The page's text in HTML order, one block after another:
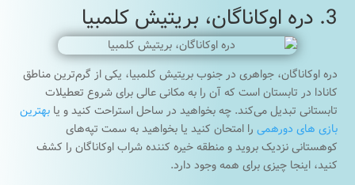
3. دره اوکاناگان، بریتیش کلمبیا
دره اوکاناگان، جواهری در جنوب بریتیش کلمبیا، یکی از گرم‌ترین مناطق
کانادا در تابستان است که آن را به مکانی عالی برای شروع تعطیلات
تابستانی تبدیل می‌کند. چه بخواهید در ساحل استراحت کنید و یابهترین
بازی های دورهمی را امتحان کنید یا بخواهید به سمت تپه‌های
کوهستانی نزدیک بروید و منطقه خیره کننده شراب اوکاناگان را کشف
کنید، اینجا چیزی برای همه وجود دارد.